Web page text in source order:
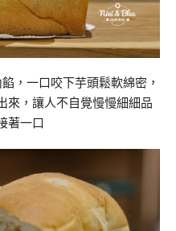
，一口咬下芋頭鬆軟綿密，
來，讓人不自覺慢慢細細品
著一口